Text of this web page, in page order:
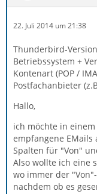
22. Juli 2014 um 21:38
Thunderbird-
Betriebssystem +
Kontenart (POP /
Postfachanbieter
Hallo,
ich möchte in
empfangene
Spalten für "Von"
Also wollte ich eine
wo immer der
nachdem ob es